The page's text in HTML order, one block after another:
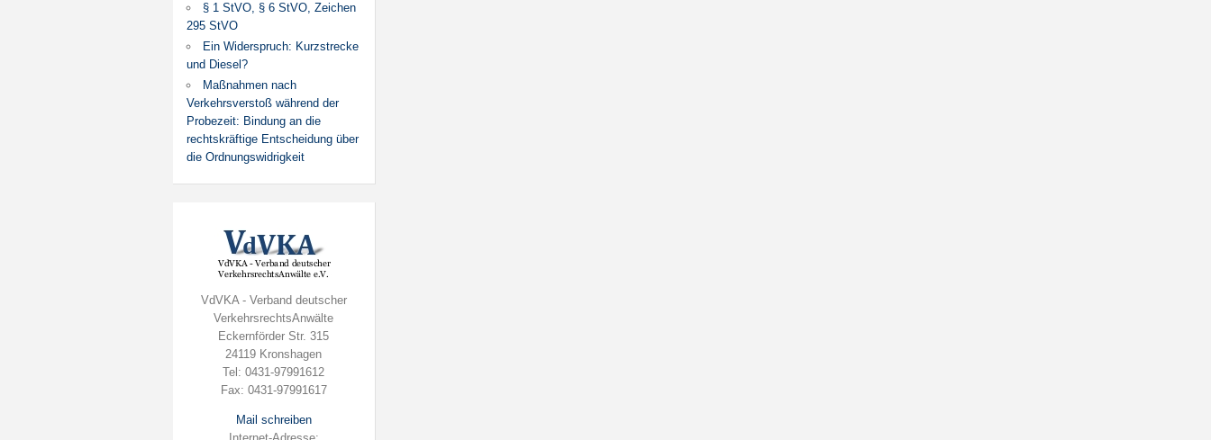
§ 1 StVO, § 6 StVO, Zeichen
295 StVO
Ein Widerspruch: Kurzstrecke
und Diesel?
Maßnahmen nach
Verkehrsverstoß während der
Probezeit: Bindung an die
rechtskräftige Entscheidung über
die Ordnungswidrigkeit
VdVKA - Verband deutscher
VerkehrsrechtsAnwälte
Eckernförder Str. 315
24119 Kronshagen
Tel: 0431-97991612
Fax: 0431-97991617
Mail schreiben